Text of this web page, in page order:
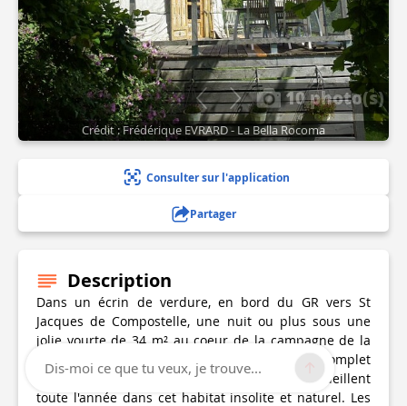
10 photo(s)
Crédit : Frédérique EVRARD - La Bella Rocoma
Consulter sur l'application
Partager
Description
Dans un écrin de verdure, en bord du GR vers St
Jacques de Compostelle, une nuit ou plus sous une
jolie yourte de 34 m² au coeur de la campagne de la
verte Guyenne est l'assurance d'un réel et complet
dépaysement. Frédérique et Franck vous accueillent
toute l'année dans cet habitat insolite et naturel. Les
Dis-moi ce que tu veux, je trouve...